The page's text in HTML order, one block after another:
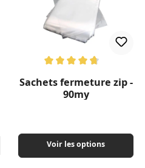
Sachets fermeture zip -
90my
Voir les options